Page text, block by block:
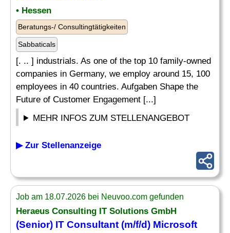
• Hessen
Beratungs-/ Consultingtätigkeiten
Sabbaticals
[. .. ] industrials. As one of the top 10 family-owned
companies in Germany, we employ around 15, 100
employees in 40 countries. Aufgaben Shape the
Future of Customer Engagement [...]
MEHR INFOS ZUM STELLENANGEBOT
▶ Zur Stellenanzeige
Job am 18.07.2026 bei Neuvoo.com gefunden
Heraeus Consulting ITSolutions GmbH
(Senior) IT Consultant (m/f/d) Microsoft